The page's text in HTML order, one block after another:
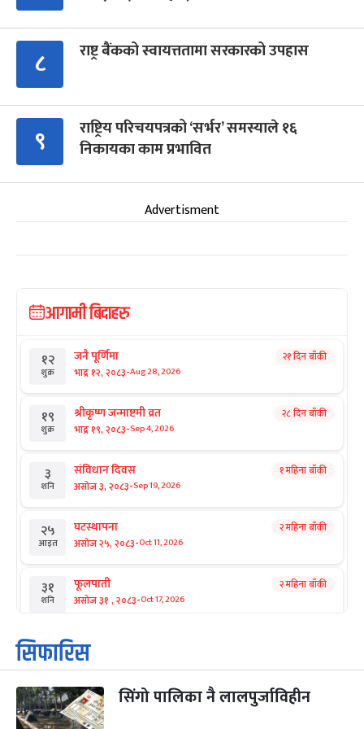
८ राष्ट्र बैंकको स्वायत्ततामा सरकारको उपहास
९
राष्ट्रिय परिचयपत्रको ‘सर्भर’ समस्याले १६
निकायका काम प्रभावित
Advertisment
आगामी बिदाहरु
१२
शुक्र
जनै पूर्णिमा
भाद्र १२, २०८३-Aug 28, 2026
२१ दिन बाँकी
१९
शुक्र
श्रीकृष्ण जन्माष्टमी व्रत
भाद्र १९, २०८३-Sep 4, 2026
२८ दिन बाँकी
३
शनि
संविधान दिवस
असोज ३, २०८३-Sep 19, 2026
१ महिना बाँकी
२५
आइत
घटस्थापना
असोज २५, २०८३-Oct 11, 2026
२ महिना बाँकी
३१
शनि
फूलपाती
असोज ३१ , २०८३-Oct 17, 2026
२ महिना बाँकी
१
आइत
कार्तिक सङ्क्रान्ति
कार्तिक १, २०८३
३
मंगल
महानवमी
कार्तिक ३, २०८३
२ महिना बाँकी
सिफारिस
सिंगो पालिका नै लालपुर्जाविहीन